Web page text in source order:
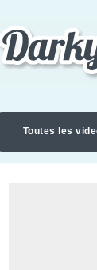
Darky's
Toutes les